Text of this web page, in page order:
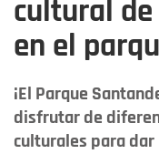
cultural
en el
¡El Parque
disfrutar de
culturales para